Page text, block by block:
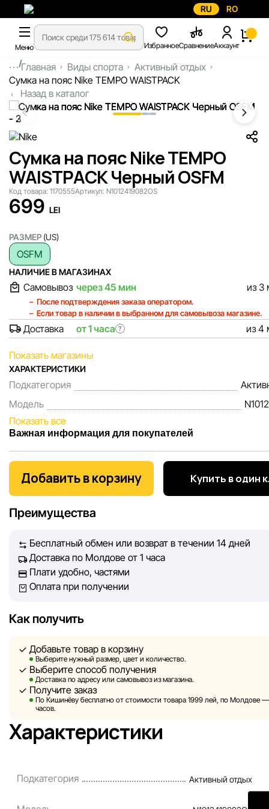
RU RO
Меню ИзбранноеСравнениеАккаунт
...Главная Виды спорта
Активный отдых
Сумка на пояс Nike TEMPO WAISTPACK
Назад в каталог
Сумка на пояс Nike TEMPO
WAISTPACK Черный OSFM
Код товара: 1170555Артикул: N1012419082OS
699 LEI
РАЗМЕР (US)
OSFM
НАЛИЧИЕ В МАГАЗИНАХ
Самовывоз через 45 мин из 3
После подтверждения заказа оператором.
Если товар в наличии в выбранном для самовывоза магазине.
Доставка от 1 часа ? из 4
Показать магазины
ХАРАКТЕРИСТИКИ
Подкатегория
Модель
Показать все
Важная информация для покупателей
Мы, команда сети магазинов Sportlandia, ценим доверие
покупателей. Каждый день мы работаем над тем, чтобы
информация о товарах и услугах, представленная на
обеспечить вас достоверной информацией, чтобы вы
Однако, несмотря на постоянный контроль, Sportlandia
гарантировать абсолютную точность всех данных,
сайте, ввиду возможных технических ошибок или сбоев.
сторонних ресурсах, ссылки на которые могут быть
Sportlandia оставляет за собой право в одностороннем
без предварительного уведомления вносить изменения в
характеристики и потребительские свойства товаров.
Изображения, представленные на сайте, являются
Общая информация о товарах предоставляется в
целях.
Цены на товары, а также условия предоставления скидок,
подарков, рассрочки и кредитования могут быть
компанией Sportlandia в одностороннем порядке и без
Добавить в корзину Купить в один
Преимущества
Бесплатный обмен или возврат в течении 14 дней
Доставка по Молдове от 1 часа
Плати удобно, частями
Оплата при получении
Как получить
Добавьте товар в корзину
Выберите нужный размер, цвет и количество.
Выберите способ получения
Доставка по адресу или самовывоз из магазина.
Получите заказ
По Кишинёву бесплатно от стоимости товара 1999 лей, по Молдове —
часов.
Характеристики
Подкатегория Активный отдых